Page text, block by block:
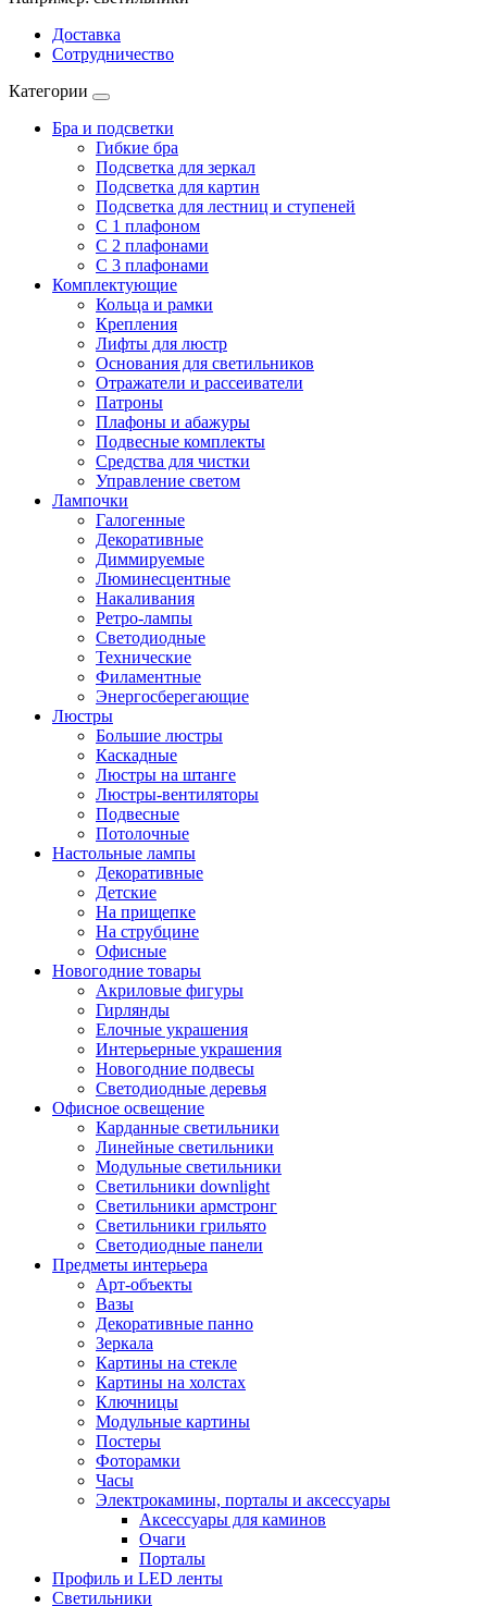
Доставка
Сотрудничество
Категории
Бра и подсветки
Гибкие бра
Подсветка для зеркал
Подсветка для картин
Подсветка для лестниц и ступеней
С 1 плафоном
С 2 плафонами
С 3 плафонами
Комплектующие
Кольца и рамки
Крепления
Лифты для люстр
Основания для светильников
Отражатели и рассеиватели
Патроны
Плафоны и абажуры
Подвесные комплекты
Средства для чистки
Управление светом
Лампочки
Галогенные
Декоративные
Диммируемые
Люминесцентные
Накаливания
Ретро-лампы
Светодиодные
Технические
Филаментные
Энергосберегающие
Люстры
Большие люстры
Каскадные
Люстры на штанге
Люстры-вентиляторы
Подвесные
Потолочные
Настольные лампы
Декоративные
Детские
На прищепке
На струбцине
Офисные
Новогодние товары
Акриловые фигуры
Гирлянды
Елочные украшения
Интерьерные украшения
Новогодние подвесы
Светодиодные деревья
Офисное освещение
Карданные светильники
Линейные светильники
Модульные светильники
Светильники downlight
Светильники армстронг
Светильники грильято
Светодиодные панели
Предметы интерьера
Арт-объекты
Вазы
Декоративные панно
Зеркала
Картины на стекле
Картины на холстах
Ключницы
Модульные картины
Постеры
Фоторамки
Часы
Электрокамины, порталы и аксессуары
Аксессуары для каминов
Очаги
Порталы
Профиль и LED ленты
Светильники